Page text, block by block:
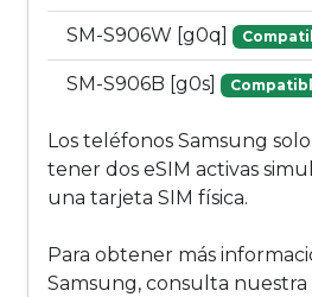
SM-S906W [g0q]
SM-S906B [g0s]
Los teléfonos Samsung
tener dos eSIM activas
una tarjeta SIM física.
Para obtener más
Samsung, consulta